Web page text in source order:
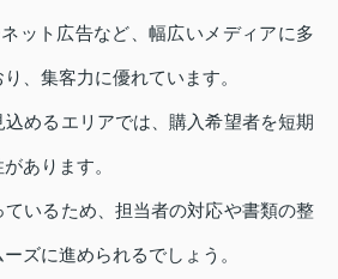
ット広告など、幅広いメディアに多
、集客力に優れています。
めるエリアでは、購入希望者を短期
あります。
ているため、担当者の対応や書類の整
ズに進められるでしょう。